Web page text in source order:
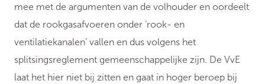
mee met de argumenten van de volhouder en oordeelt
dat de rookgasafvoeren onder ‘rook- en
ventilatiekanalen’ vallen en dus volgens het
splitsingsreglement gemeenschappelijke zijn. De VvE
laat het hier niet bij zitten en gaat in hoger beroep bij